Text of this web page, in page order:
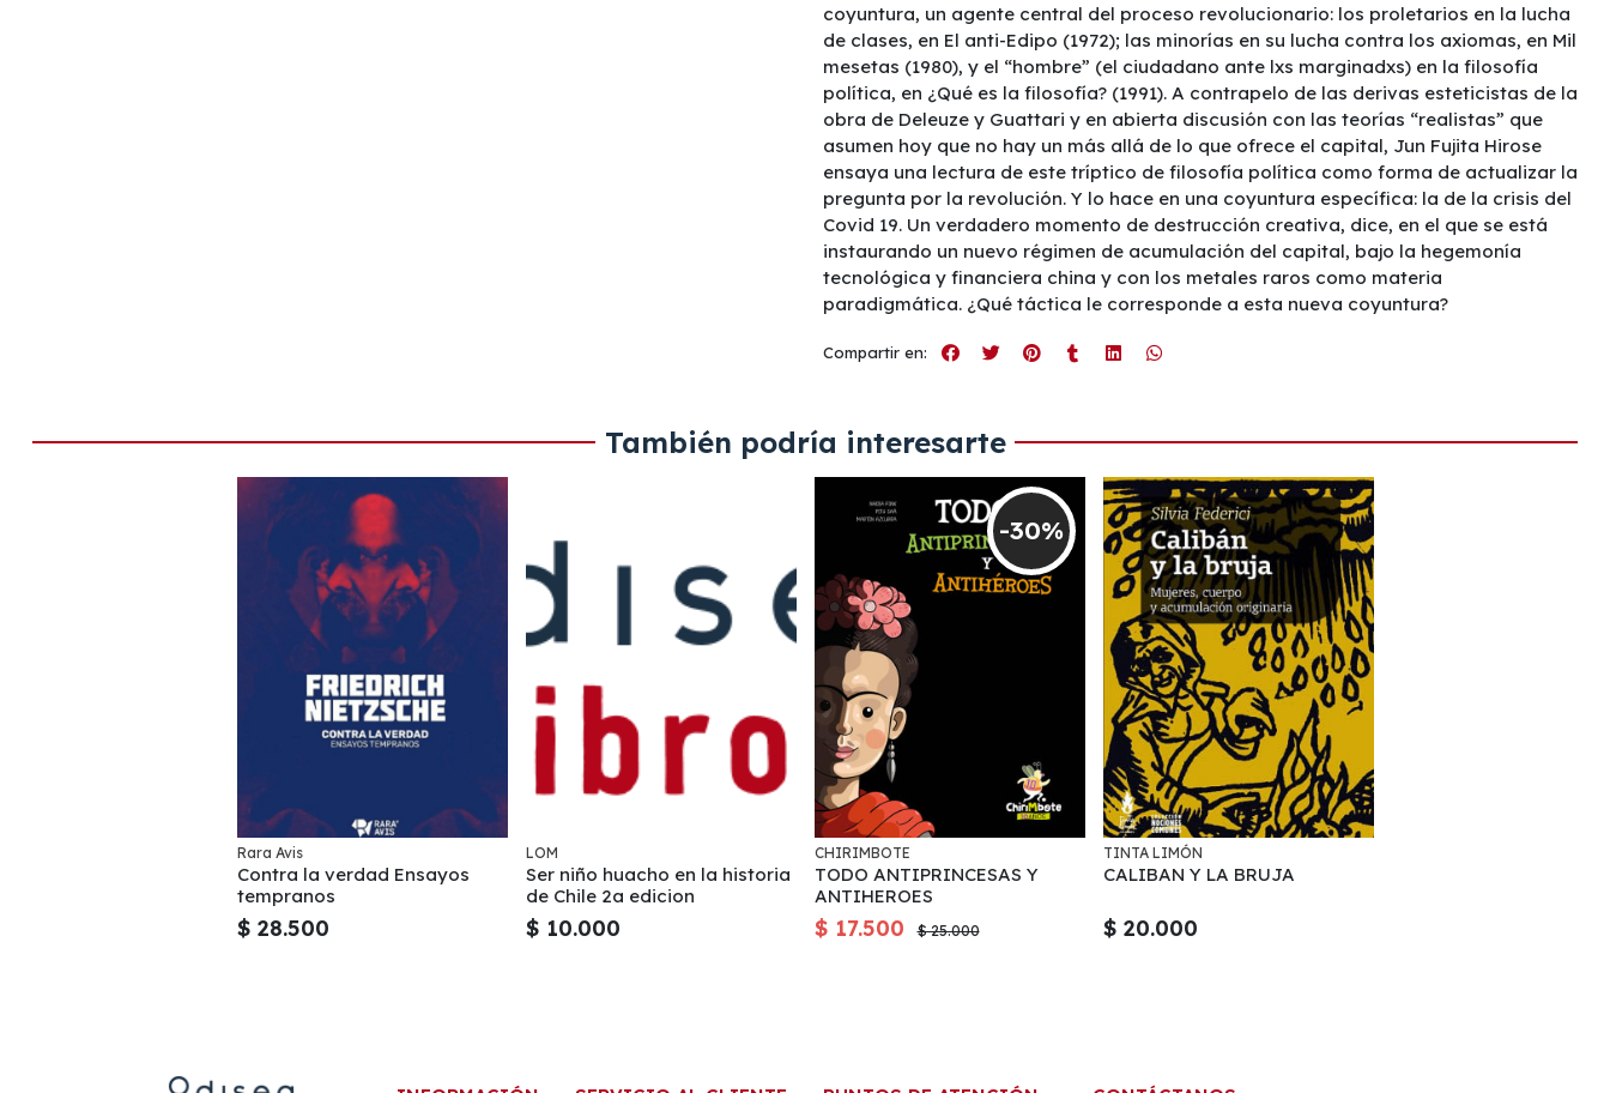
coyuntura, un agente central del proceso revolucionario: los proletarios en la lucha
de clases, en El anti-Edipo (1972); las minorías en su lucha contra los axiomas, en Mil
mesetas (1980), y el “hombre” (el ciudadano ante lxs marginadxs) en la filosofía
política, en ¿Qué es la filosofía? (1991). A contrapelo de las derivas esteticistas de la
obra de Deleuze y Guattari y en abierta discusión con las teorías “realistas” que
asumen hoy que no hay un más allá de lo que ofrece el capital, Jun Fujita Hirose
ensaya una lectura de este tríptico de filosofía política como forma de actualizar la
pregunta por la revolución. Y lo hace en una coyuntura específica: la de la crisis del
Covid 19. Un verdadero momento de destrucción creativa, dice, en el que se está
instaurando un nuevo régimen de acumulación del capital, bajo la hegemonía
tecnológica y financiera china y con los metales raros como materia
paradigmática. ¿Qué táctica le corresponde a esta nueva coyuntura?
Compartir en:
También podría interesarte
Rara Avis
Contra la verdad Ensayos
tempranos
$ 28.500
LOM
Ser niño huacho en la historia
de Chile 2a edicion
$ 10.000
-30%
CHIRIMBOTE
TODO ANTIPRINCESAS Y
ANTIHEROES
$ 17.500 $ 25.000
TINTA LIMÓN
CALIBAN Y LA BRUJA
$ 20.000